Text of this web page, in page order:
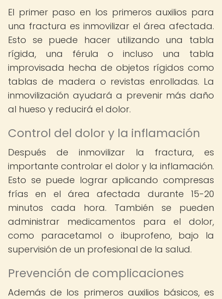
El primer paso en los primeros auxilios para
una fractura es inmovilizar el área afectada.
Esto se puede hacer utilizando una tabla
rígida, una férula o incluso una tabla
improvisada hecha de objetos rígidos como
tablas de madera o revistas enrolladas. La
inmovilización ayudará a prevenir más daño
al hueso y reducirá el dolor.
Control del dolor y la inflamación
Después de inmovilizar la fractura, es
importante controlar el dolor y la inflamación.
Esto se puede lograr aplicando compresas
frías en el área afectada durante 15-20
minutos cada hora. También se pueden
administrar medicamentos para el dolor,
como paracetamol o ibuprofeno, bajo la
supervisión de un profesional de la salud.
Prevención de complicaciones
Además de los primeros auxilios básicos, es